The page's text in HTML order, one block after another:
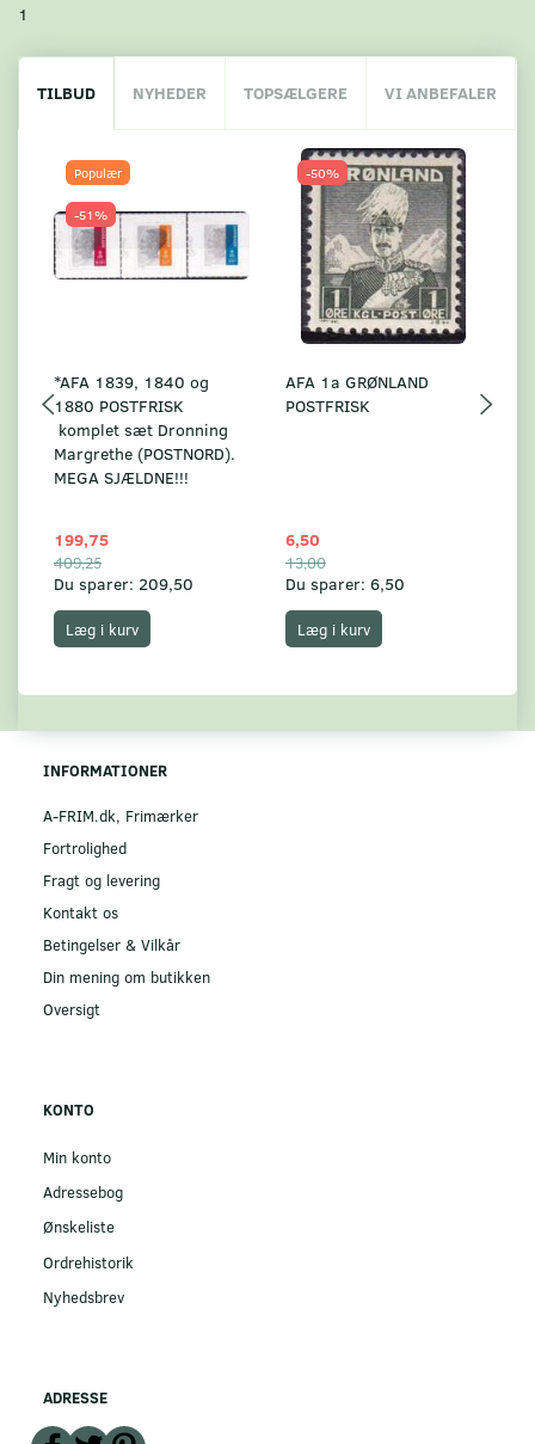
1
TILBUD NYHEDER TOPSÆLGERE VI ANBEFALER
Populær
-51%
*AFA 1839, 1840 og
1880 POSTFRISK
komplet sæt Dronning
Margrethe (POSTNORD).
MEGA SJÆLDNE!!!
199,75
409,25
Du sparer: 209,50
Læg i kurv
-50%
AFA 1a GRØNLAND
POSTFRISK
6,50
13,00
Du sparer: 6,50
Læg i kurv
INFORMATIONER
A-FRIM.dk, Frimærker
Fortrolighed
Fragt og levering
Kontakt os
Betingelser & Vilkår
Din mening om butikken
Oversigt
KONTO
Min konto
Adressebog
Ønskeliste
Ordrehistorik
Nyhedsbrev
ADRESSE